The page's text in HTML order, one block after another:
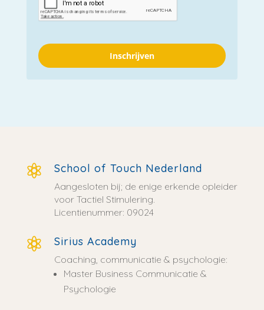
Inschrijven
 School of Touch Nederland
Aangesloten bij; de enige erkende opleider
voor Tactiel Stimulering.
Licentienummer: 09024
 Sirius Academy
Coaching, communicatie & psychologie:
Master Business Communicatie &
Psychologie